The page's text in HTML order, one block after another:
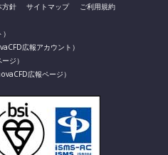
方針 サイトマップ
ご利用規約
広報アカウント）
ジ）
広報ページ）